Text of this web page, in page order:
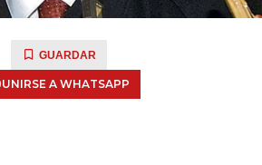
GUARDAR
UNIRSE A WHATSAPP